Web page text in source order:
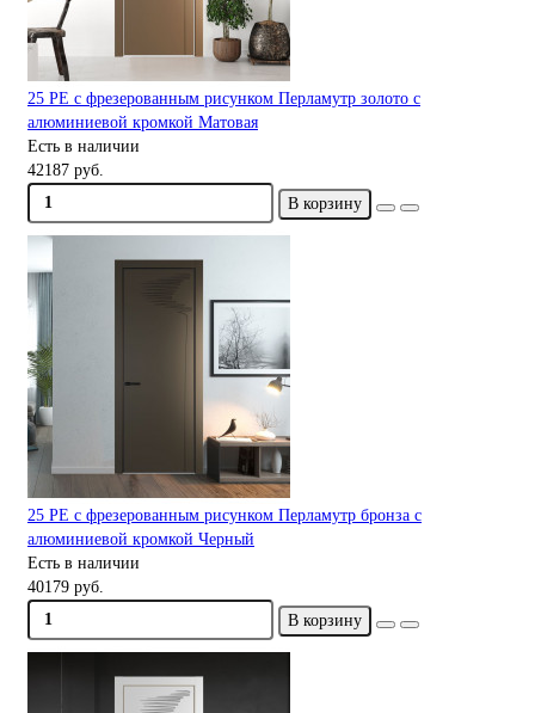
25 PE с фрезерованным рисунком Перламутр золото с
алюминиевой кромкой Матовая
Есть в наличии
42187 руб.
В корзину
25 PE с фрезерованным рисунком Перламутр бронза с
алюминиевой кромкой Черный
Есть в наличии
40179 руб.
В корзину